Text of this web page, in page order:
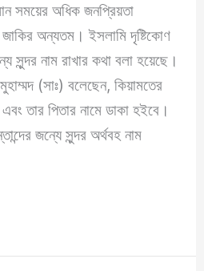
সময়ের অধিক জনপ্রিয়তা
অন্যতম। ইসলামি দৃষ্টিকোণ
সুন্দর নাম রাখার কথা বলা হয়েছে।
(সাঃ) বলেছেন, কিয়ামতের
তার পিতার নামে ডাকা হইবে।
জন্যে সুন্দর অর্থবহ নাম